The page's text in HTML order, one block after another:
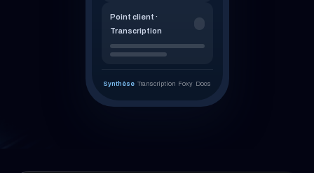
Point client ·
Transcription
Synthèse Transcription Foxy Docs